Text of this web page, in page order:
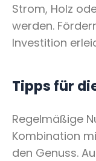
Strom, Holz
werden.
Investition
Tipps für
Regelmäßige
Kombination
den Genuss.